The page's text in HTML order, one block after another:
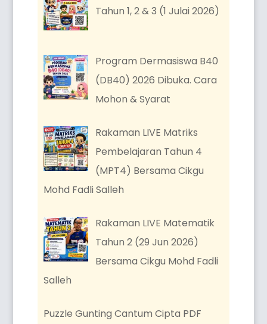
Tahun 1, 2 & 3 (1 Julai 2026)
Program Dermasiswa B40
(DB40) 2026 Dibuka. Cara
Mohon & Syarat
Rakaman LIVE Matriks
Pembelajaran Tahun 4
(MPT4) Bersama Cikgu
Mohd Fadli Salleh
Rakaman LIVE Matematik
Tahun 2 (29 Jun 2026)
Bersama Cikgu Mohd Fadli
Salleh
Puzzle Gunting Cantum Cipta PDF